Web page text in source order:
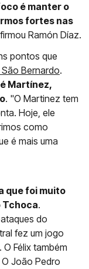
é manter o
fortes nas
Ramón Díaz.
pontos que
Bernardo.
Martínez,
. "O Martinez tem
Hoje, ele
como
é mais uma
que foi muito
Tchoca.
do
fez um jogo
Félix também
João Pedro